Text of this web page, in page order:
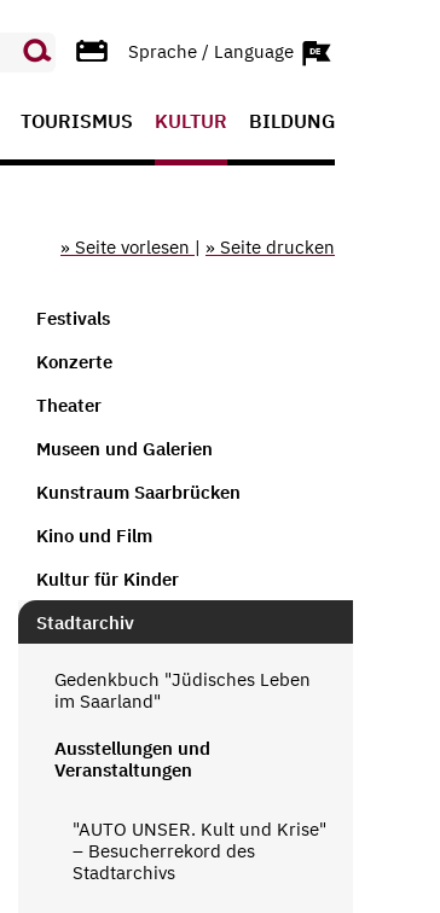
Sprache / Language
TOURISMUS KULTUR BILDUNG
» Seite vorlesen | » Seite drucken
Festivals
Konzerte
Theater
Museen und Galerien
Kunstraum Saarbrücken
Kino und Film
Kultur für Kinder
Stadtarchiv
Gedenkbuch "Jüdisches Leben
im Saarland"
Ausstellungen und
Veranstaltungen
"AUTO UNSER. Kult und Krise"
– Besucherrekord des
Stadtarchivs